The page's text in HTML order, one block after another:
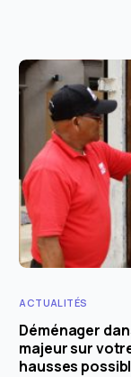
ACTUALITÉS
Déménager
majeur sur
hausses